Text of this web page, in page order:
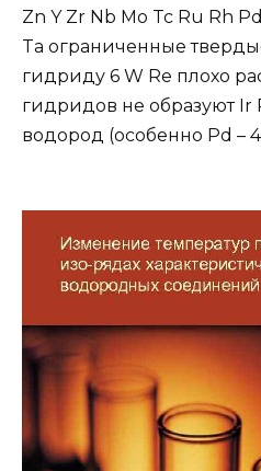
Zn Y Zr Nb Mo Tc Ru Rh
Ta ограниченные
гидриду 6 W Re плохо
гидридов не образуют
водород (особенно Pd – 4